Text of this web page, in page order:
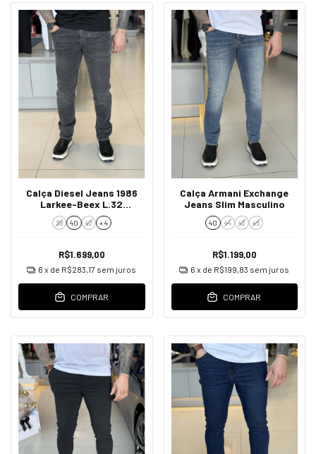
Calça Diesel Jeans 1986
Larkee-Beex L.32
Pantaloni Masculino
38 40 42 + 4
R$1.699,00
6 x de R$283,17 sem juros
COMPRAR
Calça Armani Exchange
Jeans Slim Masculino
40 44 42 46
R$1.199,00
6 x de R$199,83 sem juros
COMPRAR